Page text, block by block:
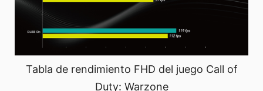
Tabla de rendimiento FHD del juego Call of
Duty: Warzone